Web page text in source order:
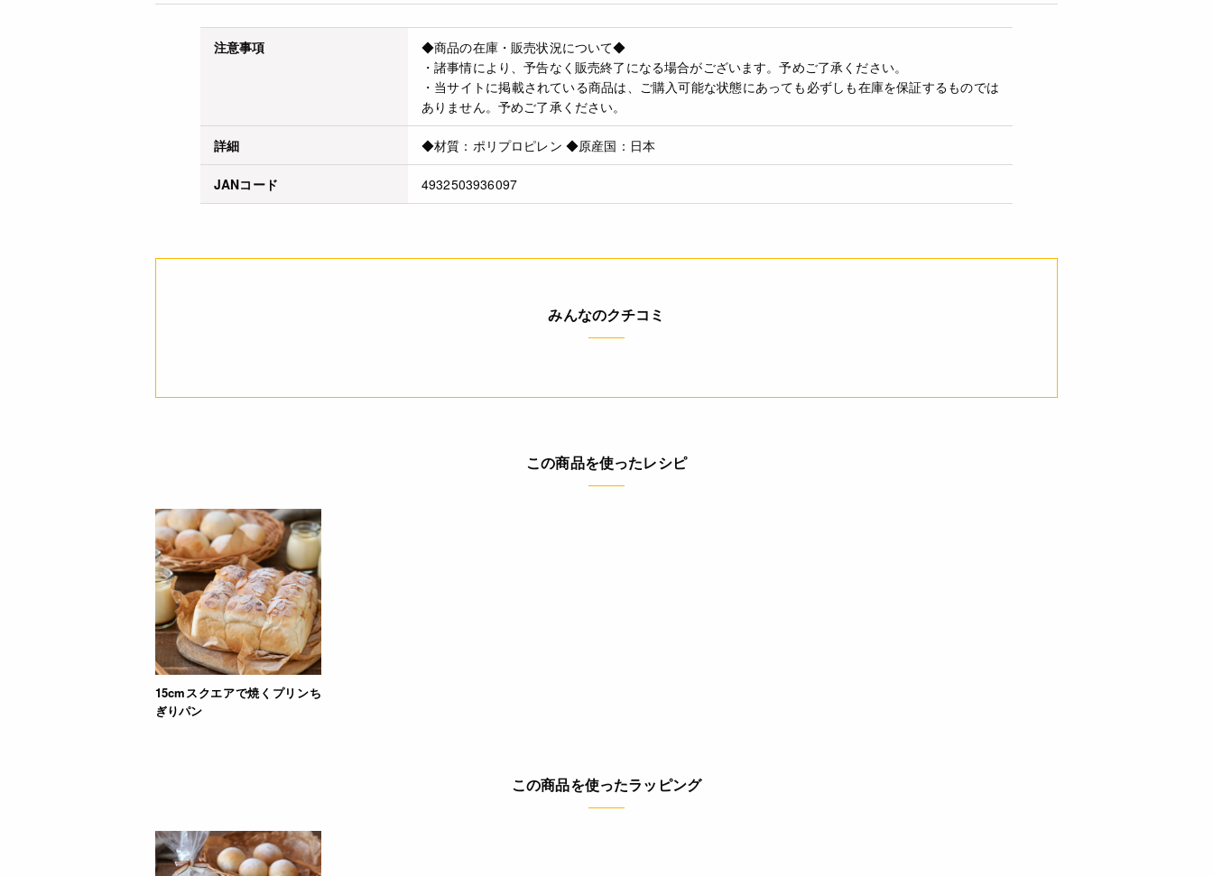
注意事項
◆商品の在庫・販売状況について◆
・諸事情により、予告なく販売終了になる場合がございます。予めご了承ください。
・当サイトに掲載されている商品は、ご購入可能な状態にあっても必ずしも在庫を保証するものでは
ありません。予めご了承ください。
詳細 ◆材質：ポリプロピレン ◆原産国：日本
JANコード 4932503936097
みんなのクチコミ
この商品を使ったレシピ
15cmスクエアで焼くプリンち
ぎりパン
この商品を使ったラッピング